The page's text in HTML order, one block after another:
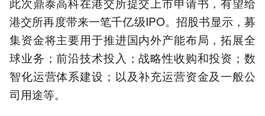
港交所再度带来一笔千亿级IPO。招股书显示，募
集资金将主要用于推进国内外产能布局，拓展全
球业务；前沿技术投入；战略性收购和投资；数
智化运营体系建设；以及补充运营资金及一般公
司用途等。